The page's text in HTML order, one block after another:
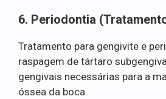
6. Periodontia
Tratamento para gengivite e
raspagem de tártaro
gengivais necessárias para a
óssea da boca.